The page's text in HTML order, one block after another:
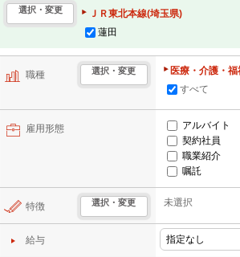
選択・変更
ＪＲ東北本線(埼玉県)
蓮田
職種 選択・変更
医療・介護・福
すべて
雇用形態 アルバイト
契約社員
職業紹介
嘱託
特徴 選択・変更 未選択
給与